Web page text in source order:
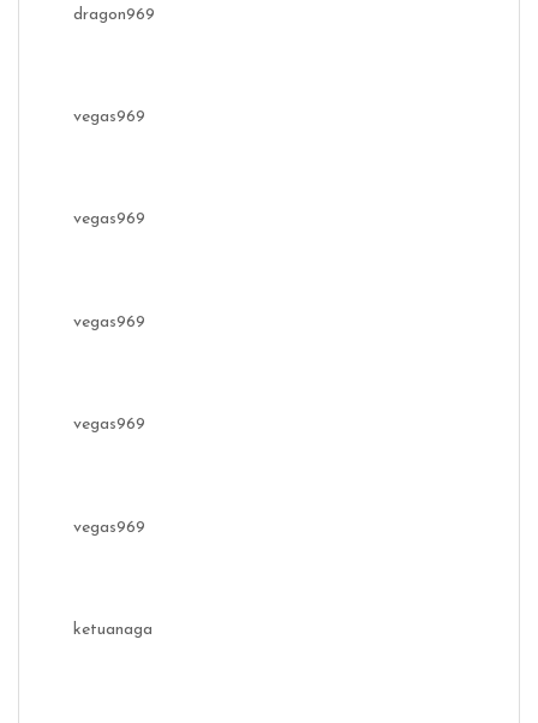
dragon969
vegas969
vegas969
vegas969
vegas969
vegas969
ketuanaga